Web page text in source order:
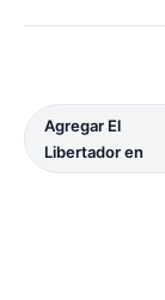
Agregar El
Libertador en